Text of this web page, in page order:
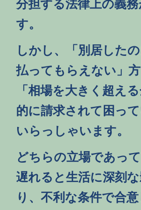
分担する法律上の義務
す。
しかし、「別居した
払ってもらえない」方
「相場を大きく超え
的に請求されて困っ
いらっしゃいます。
どちらの立場であっ
遅れると生活に深刻
り、不利な条件で合